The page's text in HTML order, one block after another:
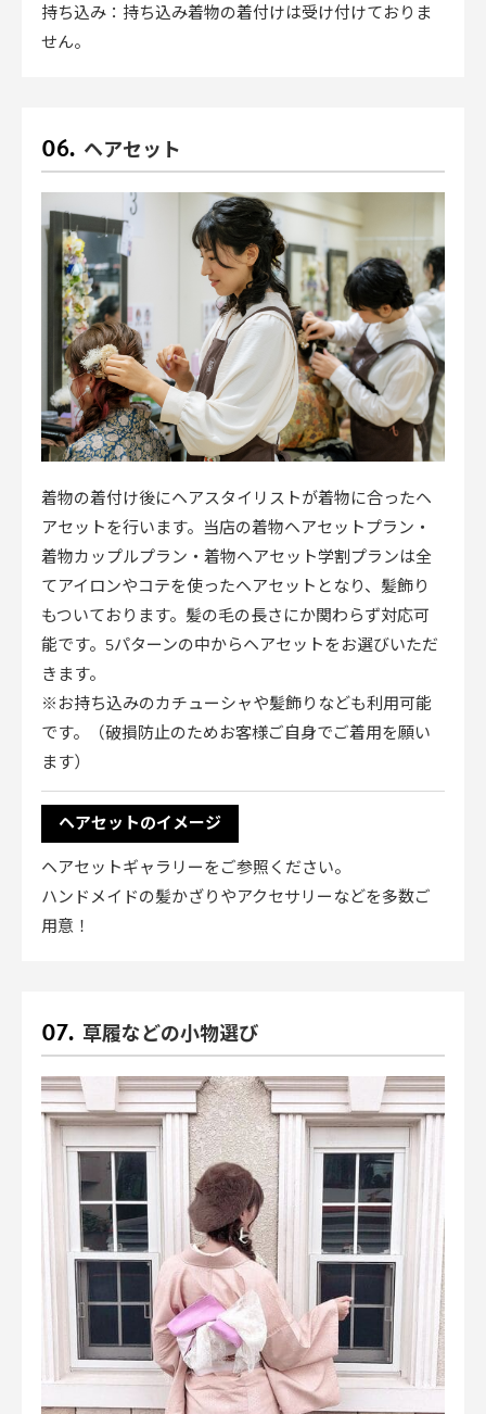
持ち込み：持ち込み着物の着付けは受け付けておりま
せん。
ヘアセット
着物の着付け後にヘアスタイリストが着物に合ったヘ
アセットを行います。当店の着物ヘアセットプラン・
着物カップルプラン・着物ヘアセット学割プランは全
てアイロンやコテを使ったヘアセットとなり、髪飾り
もついております。髪の毛の長さにか関わらず対応可
能です。5パターンの中からヘアセットをお選びいただ
きます。
※お持ち込みのカチューシャや髪飾りなども利用可能
です。（破損防止のためお客様ご自身でご着用を願い
ます）
ヘアセットのイメージ
ヘアセットギャラリーをご参照ください。
ハンドメイドの髪かざりやアクセサリーなどを多数ご
用意！
草履などの小物選び